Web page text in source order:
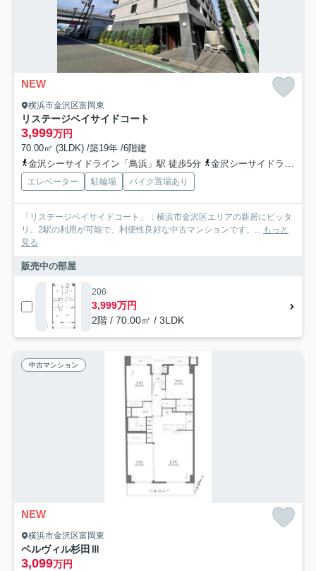
NEW
横浜市金沢区富岡東
リステージベイサイドコート
3,999万円
70.00㎡ (3LDK) /築19年 /6階建
金沢シーサイドライン「鳥浜」駅 徒歩5分
金沢シーサイドライン「南部市場」駅 徒歩8分
エレベーター 駐輪場 バイク置場あり
「リステージベイサイドコート」：横浜市金沢区エリアの新居にピッタ
リ。2駅の利用が可能で、利便性良好な中古マンションです。... もっと
見る
販売中の部屋
206
3,999万円
2階 / 70.00㎡ / 3LDK
中古マンション
NEW
横浜市金沢区富岡東
ベルヴィル杉田Ⅲ
3,099万円